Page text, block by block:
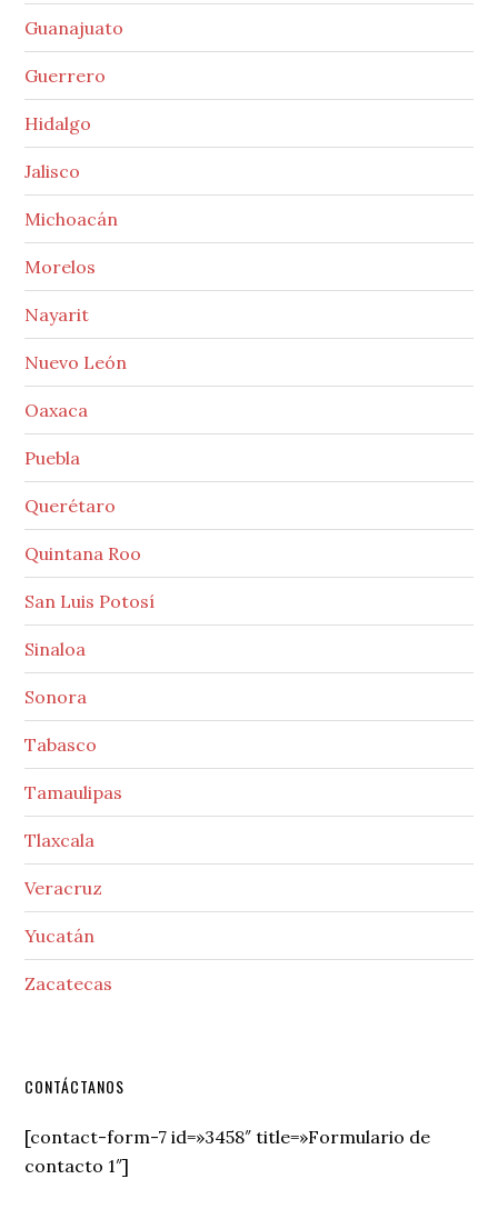
Guanajuato
Guerrero
Hidalgo
Jalisco
Michoacán
Morelos
Nayarit
Nuevo León
Oaxaca
Puebla
Querétaro
Quintana Roo
San Luis Potosí
Sinaloa
Sonora
Tabasco
Tamaulipas
Tlaxcala
Veracruz
Yucatán
Zacatecas
Secondary
Sidebar
CONTÁCTANOS
[contact-form-7 id=»3458″ title=»Formulario de
contacto 1″]